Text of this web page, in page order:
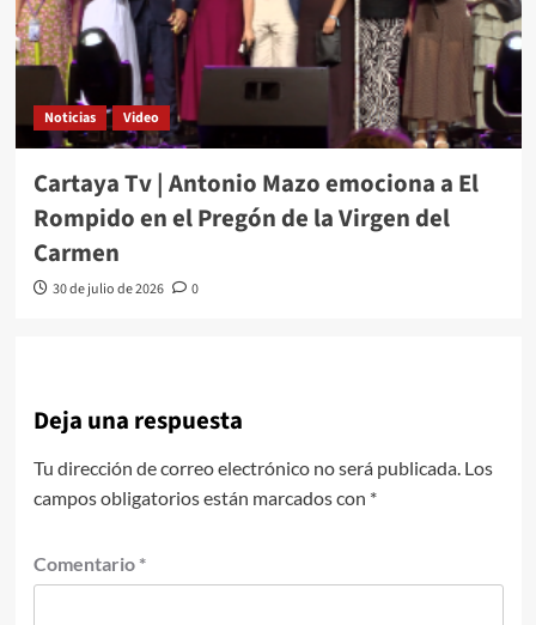
Noticias Video
Cartaya Tv | Antonio Mazo emociona a El
Rompido en el Pregón de la Virgen del
Carmen
30 de julio de 2026 0
Deja una respuesta
Tu dirección de correo electrónico no será publicada. Los
campos obligatorios están marcados con *
Comentario *